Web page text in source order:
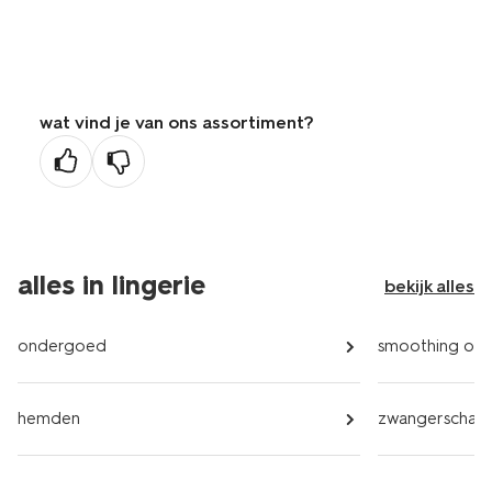
wat vind je van ons assortiment?
alles in lingerie bekijk alles
ondergoed
hemden
smoothing